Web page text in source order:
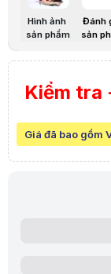
Hình ảnh
sản phẩm
Đánh
sản
Kiểm tra
Giá đã bao gồm